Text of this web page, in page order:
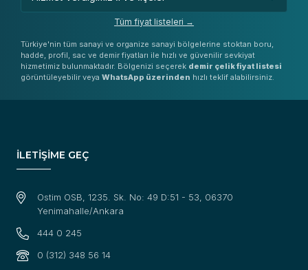
Tüm fiyat listeleri →
Türkiye'nin tüm sanayi ve organize sanayi bölgelerine stoktan boru,
hadde, profil, sac ve demir fiyatları ile hızlı ve güvenilir sevkiyat
hizmetimiz bulunmaktadır. Bölgenizi seçerek demir çelik fiyat listesi
görüntüleyebilir veya WhatsApp üzerinden hızlı teklif alabilirsiniz.
İLETİŞİME GEÇ
Ostim OSB, 1235. Sk. No: 49 D:51 - 53, 06370
Yenimahalle/Ankara
444 0 245
0 (312) 348 56 14